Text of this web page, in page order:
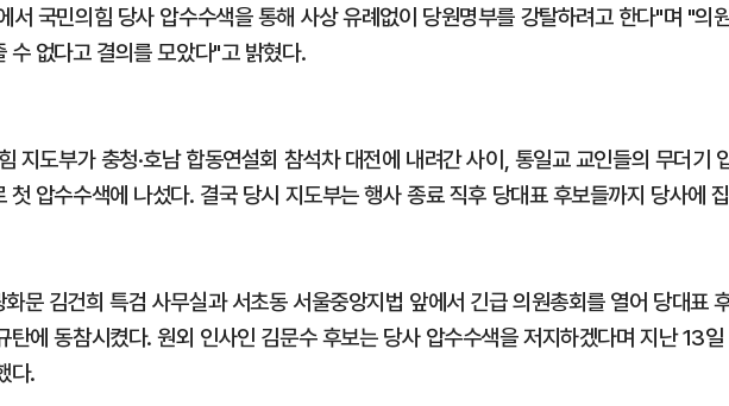
서 국민의힘 당사 압수수색을 통해 사상 유례없이 당원명부를 강탈하려고 한다"며 "의
수 없다고 결의를 모았다"고 밝혔다.
지도부가 충청·호남 합동연설회 참석차 대전에 내려간 사이, 통일교 교인들의 무더기
첫 압수수색에 나섰다. 결국 당시 지도부는 행사 종료 직후 당대표 후보들까지 당사에
문 김건희 특검 사무실과 서초동 서울중앙지법 앞에서 긴급 의원총회를 열어 당대표
탄에 동참시켰다. 원외 인사인 김문수 후보는 당사 압수수색을 저지하겠다며 지난 13일
다.